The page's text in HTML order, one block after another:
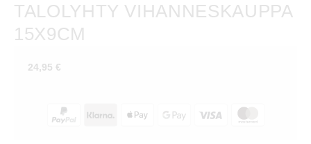
TALOLYHTY VIHANNESKAUPPA
15X9CM
24,95 €